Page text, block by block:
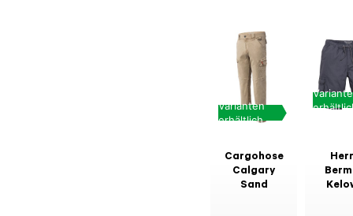
Varianten
erhältlich
Cargohose
Calgary
Sand